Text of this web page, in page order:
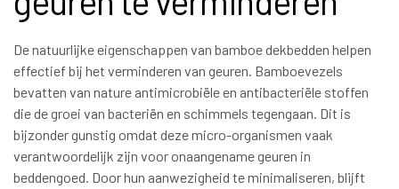
De natuurlijke eigenschappen van bamboe dekbedden helpen
effectief bij het verminderen van geuren. Bamboevezels
bevatten van nature antimicrobiële en antibacteriële stoffen
die de groei van bacteriën en schimmels tegengaan. Dit is
bijzonder gunstig omdat deze micro-organismen vaak
verantwoordelijk zijn voor onaangename geuren in
beddengoed. Door hun aanwezigheid te minimaliseren, blijft